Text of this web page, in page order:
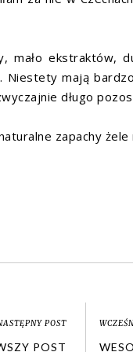
mało ekstraktów,
mają
długo
zapachy
POST
POST